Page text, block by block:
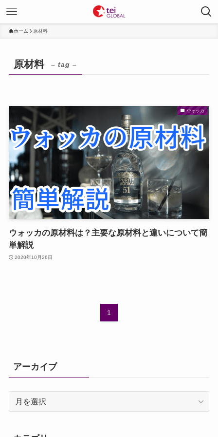
ホーム 原材料
原材料 – tag –
ウォッカ
ウォッカの原材料は？主要な原材料と違いについて簡
単解説
2020年10月26日
1
アーカイブ